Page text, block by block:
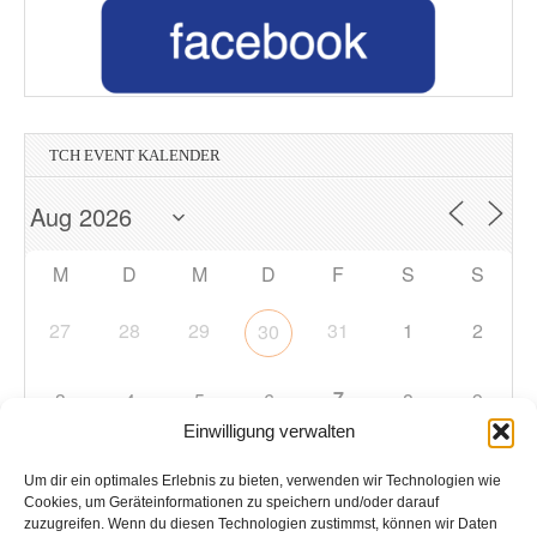
Einwilligung verwalten
Um dir ein optimales Erlebnis zu bieten, verwenden wir Technologien wie
Cookies, um Geräteinformationen zu speichern und/oder darauf
zuzugreifen. Wenn du diesen Technologien zustimmst, können wir Daten
TCH EVENT KALENDER
M D M D F S S
27 28 29 30 31 1 2
3 4 5 6 7 8 9
10 11 12 13 14 15